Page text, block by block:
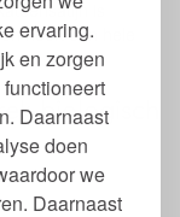
ervaring.
en zorgen
Daarnaast
doen
we
Daarnaast
is
heeft een hele
biologisch